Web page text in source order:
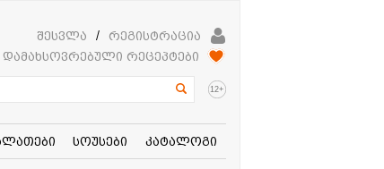
შესვლა /
რეგისტრაცია
დამახსოვრებული რეცეპტები
12+
სოუსები კატალოგი